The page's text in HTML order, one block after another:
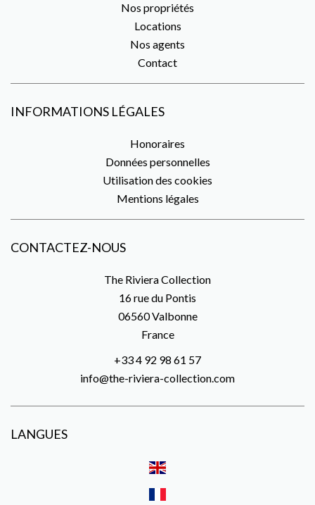
Nos propriétés
Locations
Nos agents
Contact
INFORMATIONS LÉGALES
Honoraires
Données personnelles
Utilisation des cookies
Mentions légales
CONTACTEZ-NOUS
The Riviera Collection
16 rue du Pontis
06560Valbonne
France
+33 4 92 98 61 57
info@the-riviera-collection.com
LANGUES